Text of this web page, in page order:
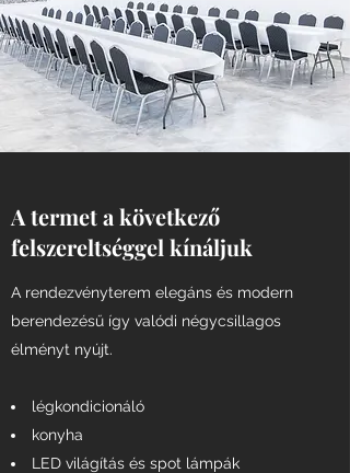
A termet a következő
felszereltséggel kínáljuk
A rendezvényterem elegáns és modern
berendezésű így valódi négycsillagos
élményt nyújt.
légkondicionáló
konyha
LED világítás és spot lámpák